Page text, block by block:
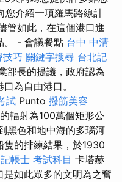
您介紹一項羅馬路線計
管如此，在這個港口進
。 - 會議餐點 台中 中清
巧 關鍵字搜尋 台北記
部長的提議，政府認為
為自由港口。
試 Punto 撥筋美容
輻射為100萬個矩形公
黑色和地中海的多瑙河
隻的排練結果，於1930
記帳士 考試科目 卡塔赫
如此眾多的文明為之奮